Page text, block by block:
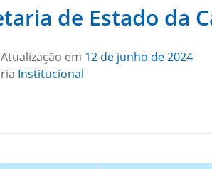
de Estado da
em 12 de junho de 2024
Institucional